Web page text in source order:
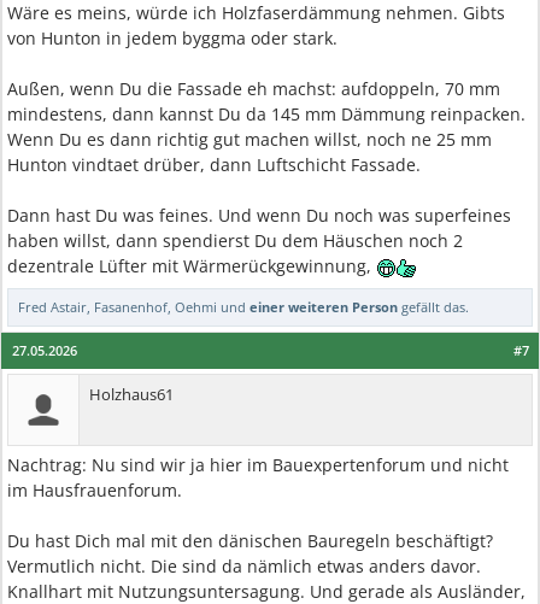
Wäre es meins, würde ich Holzfaserdämmung nehmen. Gibts
von Hunton in jedem byggma oder stark.
Außen, wenn Du die Fassade eh machst: aufdoppeln, 70 mm
mindestens, dann kannst Du da 145 mm Dämmung reinpacken.
Wenn Du es dann richtig gut machen willst, noch ne 25 mm
Hunton vindtaet drüber, dann Luftschicht Fassade.
Dann hast Du was feines. Und wenn Du noch was superfeines
haben willst, dann spendierst Du dem Häuschen noch 2
dezentrale Lüfter mit Wärmerückgewinnung,
Fred Astair, Fasanenhof, Oehmi und einer weiteren Person gefällt das.
#7
27.05.2026
Holzhaus61
Nachtrag: Nu sind wir ja hier im Bauexpertenforum und nicht
im Hausfrauenforum.
Du hast Dich mal mit den dänischen Bauregeln beschäftigt?
Vermutlich nicht. Die sind da nämlich etwas anders davor.
Knallhart mit Nutzungsuntersagung. Und gerade als Ausländer,